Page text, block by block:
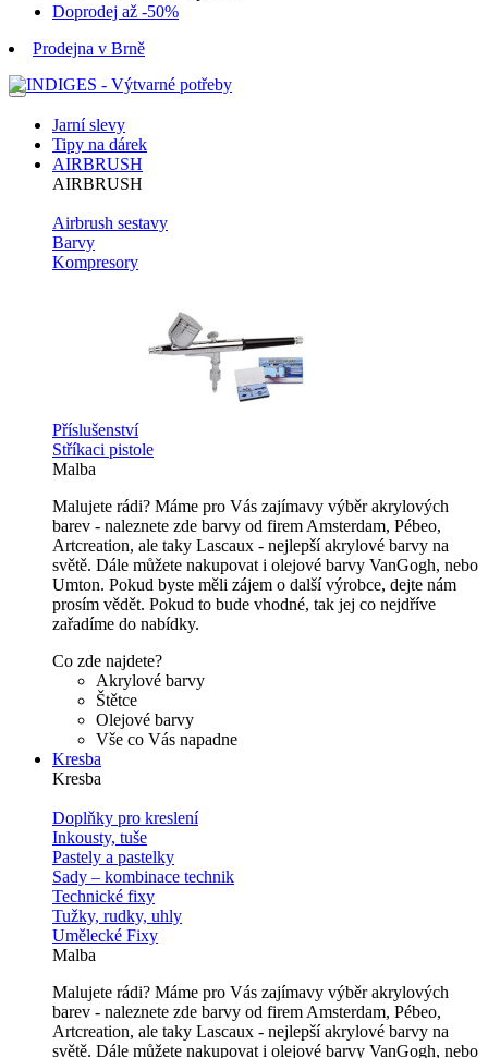
Doprodej až -50%
Prodejna v Brně
Jarní slevy
Tipy na dárek
AIRBRUSH
AIRBRUSH
Airbrush sestavy
Barvy
Kompresory
Příslušenství
Stříkaci pistole
Malba
Malujete rádi? Máme pro Vás zajímavy výběr akrylových
barev - naleznete zde barvy od firem Amsterdam, Pébeo,
Artcreation, ale taky Lascaux - nejlepší akrylové barvy na
světě. Dále můžete nakupovat i olejové barvy VanGogh, nebo
Umton. Pokud byste měli zájem o další výrobce, dejte nám
prosím vědět. Pokud to bude vhodné, tak jej co nejdříve
zařadíme do nabídky.
Co zde najdete?
Akrylové barvy
Štětce
Olejové barvy
Vše co Vás napadne
Kresba
Kresba
Doplňky pro kreslení
Inkousty, tuše
Pastely a pastelky
Sady – kombinace technik
Technické fixy
Tužky, rudky, uhly
Umělecké Fixy
Malba
Malujete rádi? Máme pro Vás zajímavy výběr akrylových
barev - naleznete zde barvy od firem Amsterdam, Pébeo,
Artcreation, ale taky Lascaux - nejlepší akrylové barvy na
světě. Dále můžete nakupovat i olejové barvy VanGogh, nebo